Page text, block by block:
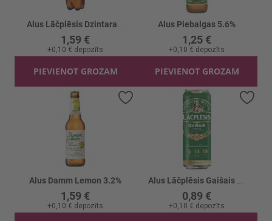
1,59 €
+0,10 € depozīts
PIEVIENOT GROZAM
Alus Piebalgas 5.6%
1,25 €
+0,10 € depozīts
PIEVIENOT GROZAM
Alus Damm Lemon 3.2%
1,59 €
+0,10 € depozīts
Pievienot vēlmju sarakstam
0,89 €
+0,10 € depozīts